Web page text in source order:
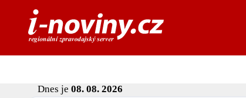
Dnes je 08. 08. 2026